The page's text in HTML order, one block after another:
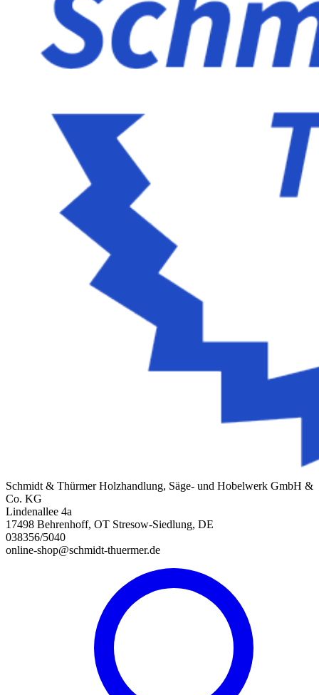
Schmidt & Thürmer Holzhandlung, Säge- und Hobelwerk GmbH &
Co. KG
Lindenallee 4a
17498 Behrenhoff, OT Stresow-Siedlung, DE
038356/5040
online-shop@schmidt-thuermer.de